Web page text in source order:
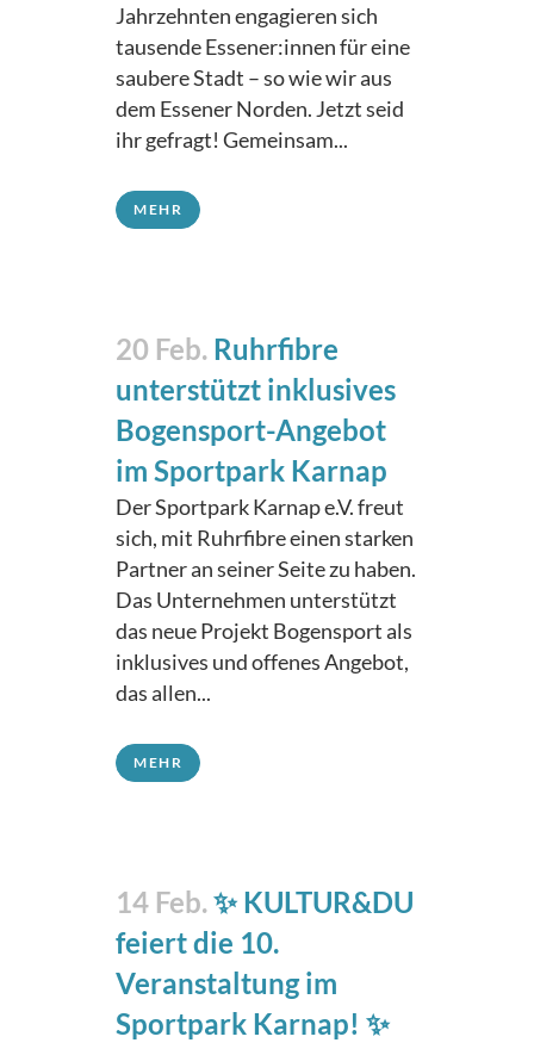
Jahrzehnten engagieren sich
tausende Essener:innen für eine
saubere Stadt – so wie wir aus
dem Essener Norden. Jetzt seid
ihr gefragt! Gemeinsam...
MEHR
20 Feb. Ruhrfibre
unterstützt inklusives
Bogensport-Angebot
im Sportpark Karnap
Der Sportpark Karnap e.V. freut
sich, mit Ruhrfibre einen starken
Partner an seiner Seite zu haben.
Das Unternehmen unterstützt
das neue Projekt Bogensport als
inklusives und offenes Angebot,
das allen...
MEHR
14 Feb.✨ KULTUR&DU
feiert die 10.
Veranstaltung im
Sportpark Karnap! ✨